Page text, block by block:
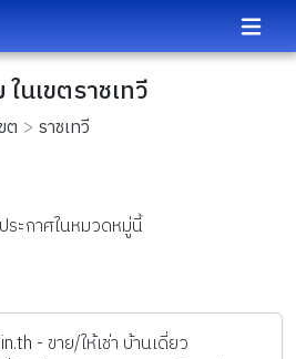
นเขตราชเทวี
ต ราชเทวี
ระกาศในหมวดหมู่นี้
- ขาย/ให้เช่า บ้านเดี่ยว